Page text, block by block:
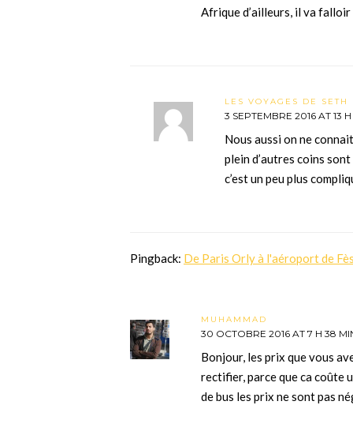
Afrique d’ailleurs, il va
LES VOYAGES DE SETH
3 SEPTEMBRE 2016 AT 13
Nous aussi on ne
plein d’autres coins
c’est un peu plus
Pingback: De Paris Orly à l'aéroport de
MUHAMMAD
30 OCTOBRE 2016 AT 7 H 38
Bonjour, les prix que vous
rectifier, parce que ca coûte
de bus les prix ne sont pas